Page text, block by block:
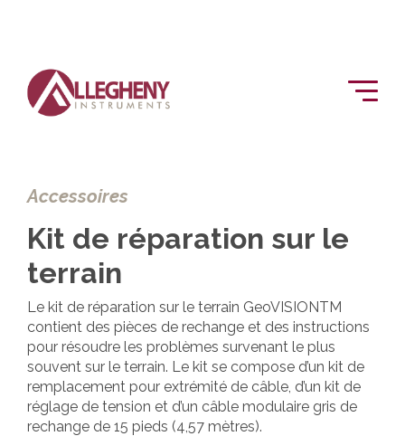
Accessoires
Kit de réparation sur le
terrain
Le kit de réparation sur le terrain GeoVISIONTM
contient des pièces de rechange et des instructions
pour résoudre les problèmes survenant le plus
souvent sur le terrain. Le kit se compose d’un kit de
remplacement pour extrémité de câble, d’un kit de
réglage de tension et d’un câble modulaire gris de
rechange de 15 pieds (4,57 mètres).